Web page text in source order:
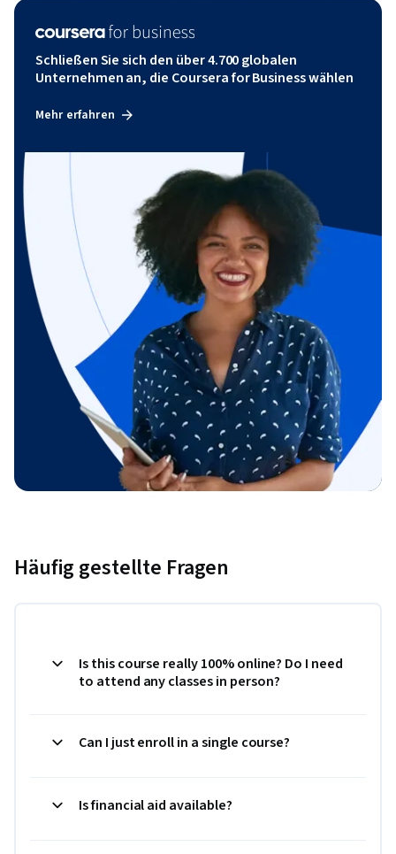
Schließen Sie sich den über 4.700 globalen
Unternehmen an, die Coursera for Business wählen
Mehr erfahren
Häufig gestellte Fragen
Is this course really 100% online? Do I need
to attend any classes in person?
Can I just enroll in a single course?
Is financial aid available?